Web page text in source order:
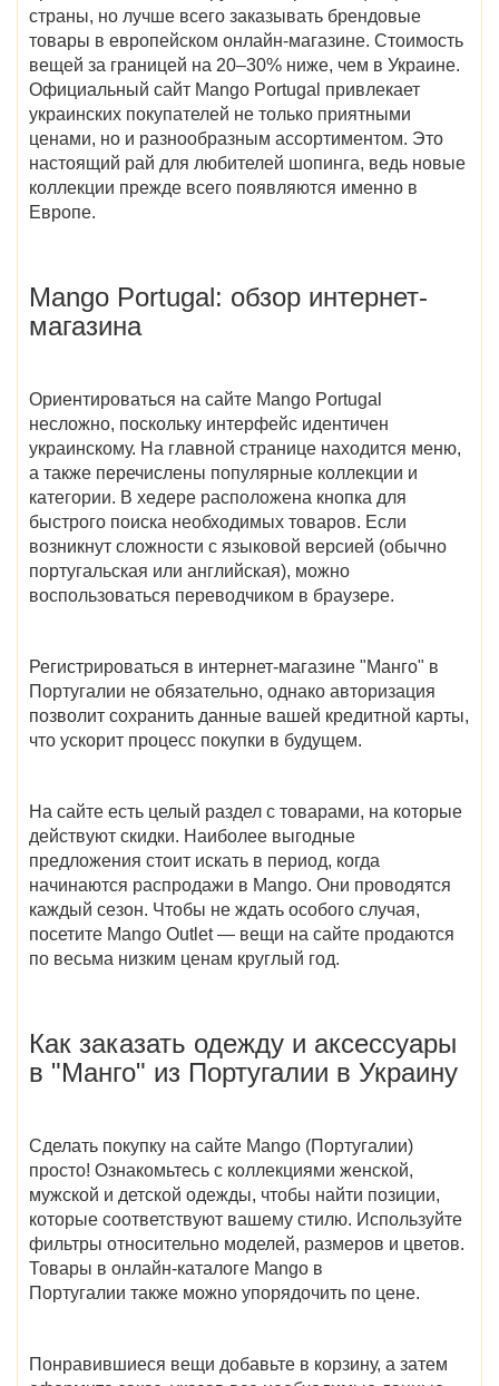
страны, но лучше всего заказывать брендовые
товары в европейском онлайн-магазине. Стоимость
вещей за границей на 20–30% ниже, чем в Украине.
Официальный сайт Mango Portugal привлекает
украинских покупателей не только приятными
ценами, но и разнообразным ассортиментом. Это
настоящий рай для любителей шопинга, ведь новые
коллекции прежде всего появляются именно в
Европе.
Mango Portugal: обзор интернет-
магазина
Ориентироваться на сайте Mango Portugal
несложно, поскольку интерфейс идентичен
украинскому. На главной странице находится меню,
а также перечислены популярные коллекции и
категории. В хедере расположена кнопка для
быстрого поиска необходимых товаров. Если
возникнут сложности с языковой версией (обычно
португальская или английская), можно
воспользоваться переводчиком в браузере.
Регистрироваться в интернет-магазине "Манго" в
Португалии не обязательно, однако авторизация
позволит сохранить данные вашей кредитной карты,
что ускорит процесс покупки в будущем.
На сайте есть целый раздел с товарами, на которые
действуют скидки. Наиболее выгодные
предложения стоит искать в период, когда
начинаются распродажи в Mango. Они проводятся
каждый сезон. Чтобы не ждать особого случая,
посетите Mango Outlet— вещи на сайте продаются
по весьма низким ценам круглый год.
Как заказать одежду и аксессуары
в "Манго" из Португалии в Украину
Сделать покупку на сайте Mango (Португалии)
просто! Ознакомьтесь с коллекциями женской,
мужской и детской одежды, чтобы найти позиции,
которые соответствуют вашему стилю. Используйте
фильтры относительно моделей, размеров и цветов.
Товары в онлайн-каталоге Mango в
Португалии также можно упорядочить по цене.
Понравившиеся вещи добавьте в корзину, а затем